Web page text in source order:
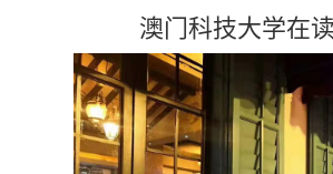
澳门科技大学在读